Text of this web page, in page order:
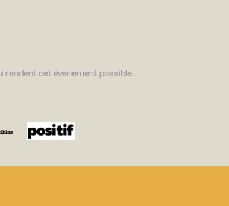
rendent cet évènement possible.